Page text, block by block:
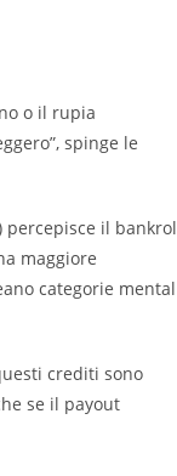
o il rupia
spinge le
percepisce il
maggiore
categorie
crediti sono
se il payout